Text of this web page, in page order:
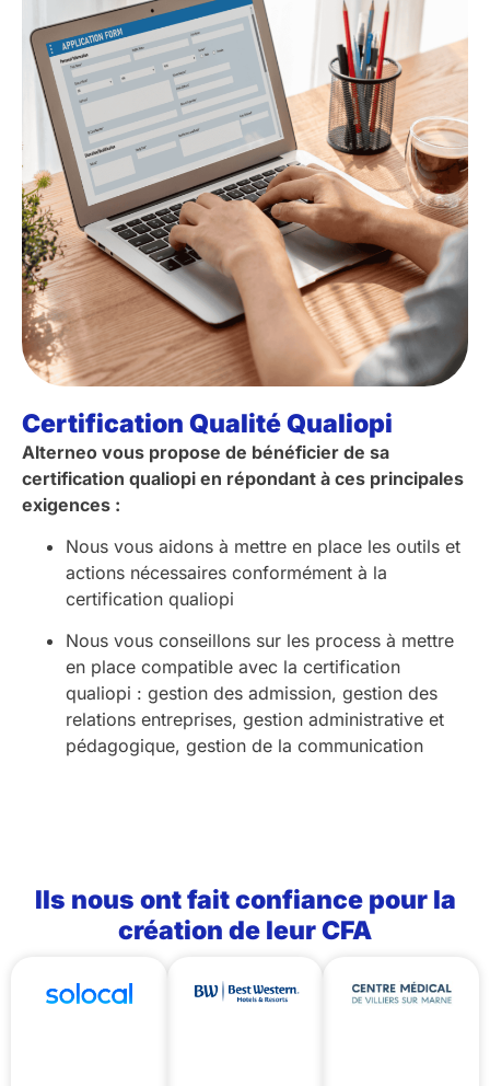
Certification Qualité Qualiopi
Alterneo vous propose de bénéficier de sa
certification qualiopi en répondant à ces principales
exigences :
Nous vous aidons à mettre en place les outils et
actions nécessaires conformément à la
certification qualiopi
Nous vous conseillons sur les process à mettre
en place compatible avec la certification
qualiopi : gestion des admission, gestion des
relations entreprises, gestion administrative et
pédagogique, gestion de la communication
Ils nous ont fait confiance pour la
création de leur CFA